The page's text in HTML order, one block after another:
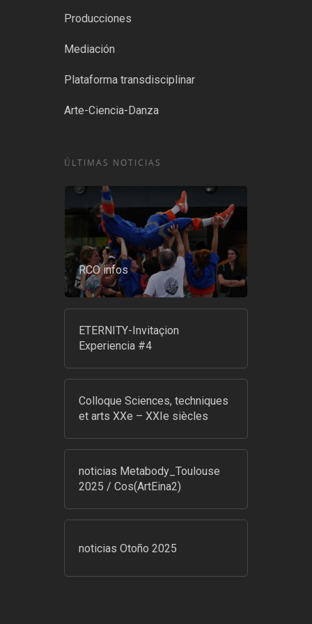
Producciones
Mediación
Plataforma transdisciplinar
Arte-Ciencia-Danza
ÚLTIMAS NOTICIAS
RCO infos
ETERNITY-Invitaçion
Experiencia #4
Colloque Sciences, techniques
et arts XXe – XXIe siècles
noticias Metabody_Toulouse
2025 / Cos(ArtEina2)
noticias Otoño 2025